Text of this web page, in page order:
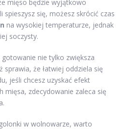
mięso będzie wyjątkowo
spieszysz się, możesz skrócić czas
na wysokiej temperaturze, jednak
soczysty.
nie tylko zwiększa
sprawia, że łatwiej oddziela się
jeśli chcesz uzyskać efekt
mięsa, zdecydowanie zaleca się
w wolnowarze, warto